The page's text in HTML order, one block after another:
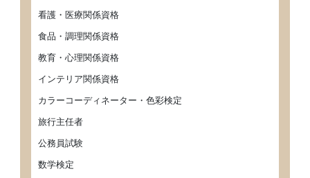
看護・医療関係資格
食品・調理関係資格
教育・心理関係資格
インテリア関係資格
カラーコーディネーター・色彩検定
旅行主任者
公務員試験
数学検定